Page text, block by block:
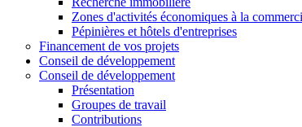
Zones d'activités économiques à la
Pépinières et hôtels d'entreprises
Financement de vos projets
Conseil de développement
Conseil de développement
Présentation
Groupes de travail
Contributions